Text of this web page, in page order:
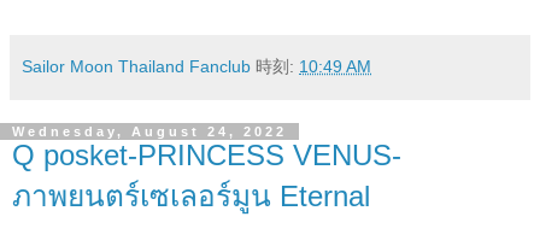
Sailor Moon Thailand Fanclub 時刻: 10:49 AM
Wednesday, August 24, 2022
Q posket-PRINCESS VENUS-
ภาพยนตร์เซเลอร์มูน Eternal